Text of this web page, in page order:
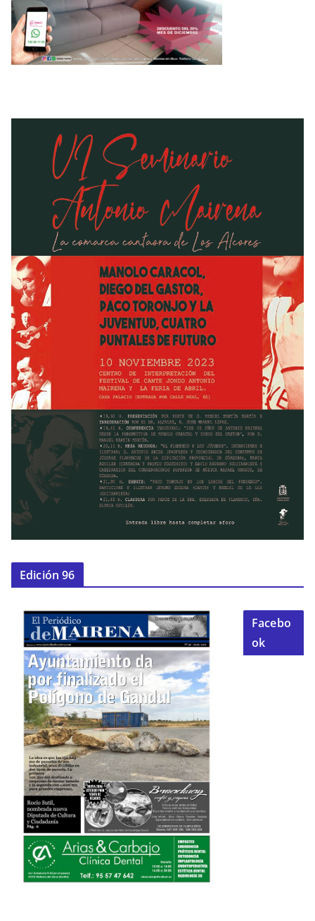
Edición 96
Facebo
ok